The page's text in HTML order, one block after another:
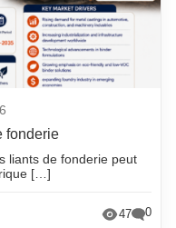
fonderie
liants de fonderie peut
[…]
47 0